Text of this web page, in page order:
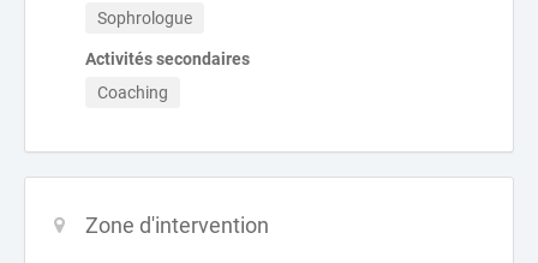
Sophrologue
Activités secondaires
Coaching
Zone d'intervention